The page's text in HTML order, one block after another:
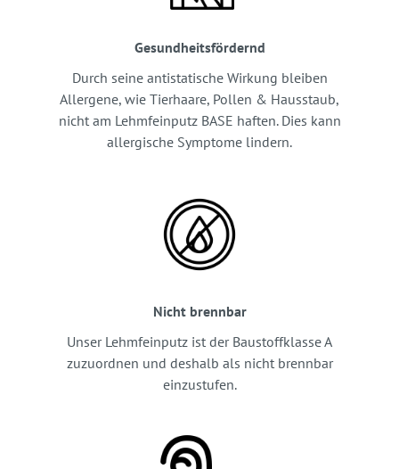
Gesundheitsfördernd
Durch seine antistatische Wirkung bleiben
Allergene, wie Tierhaare, Pollen & Hausstaub,
nicht am Lehmfeinputz BASE haften. Dies kann
allergische Symptome lindern.
Nicht brennbar
Unser Lehmfeinputz ist der Baustoffklasse A
zuzuordnen und deshalb als nicht brennbar
einzustufen.